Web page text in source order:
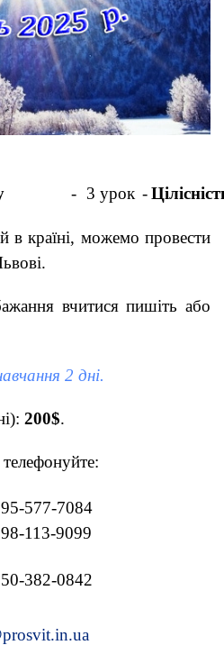
- 3 урок -
в країні, можемо провести
вчитися пишіть або
2 дні.
200$.
577-7084
113-9099
382-0842